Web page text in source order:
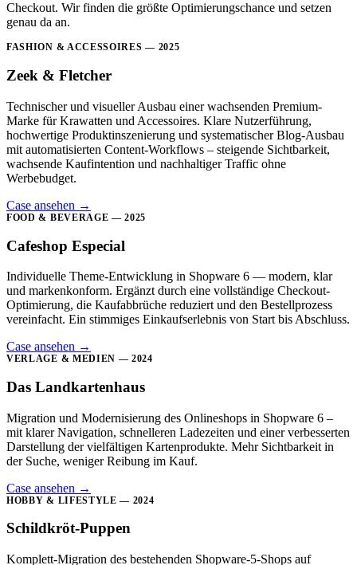
Checkout. Wir finden die größte Optimierungschance und setzen
genau da an.
FASHION & ACCESSOIRES — 2025
Zeek & Fletcher
Technischer und visueller Ausbau einer wachsenden Premium-
Marke für Krawatten und Accessoires. Klare Nutzerführung,
hochwertige Produktinszenierung und systematischer Blog-Ausbau
mit automatisierten Content-Workflows – steigende Sichtbarkeit,
wachsende Kaufintention und nachhaltiger Traffic ohne
Werbebudget.
Case ansehen →
FOOD & BEVERAGE — 2025
Cafeshop Especial
Individuelle Theme-Entwicklung in Shopware 6 — modern, klar
und markenkonform. Ergänzt durch eine vollständige Checkout-
Optimierung, die Kaufabbrüche reduziert und den Bestellprozess
vereinfacht. Ein stimmiges Einkaufserlebnis von Start bis Abschluss.
Case ansehen →
VERLAGE & MEDIEN — 2024
Das Landkartenhaus
Migration und Modernisierung des Onlineshops in Shopware 6 –
mit klarer Navigation, schnelleren Ladezeiten und einer verbesserten
Darstellung der vielfältigen Kartenprodukte. Mehr Sichtbarkeit in
der Suche, weniger Reibung im Kauf.
Case ansehen →
HOBBY & LIFESTYLE — 2024
Schildkröt-Puppen
Komplett-Migration des bestehenden Shopware-5-Shops auf